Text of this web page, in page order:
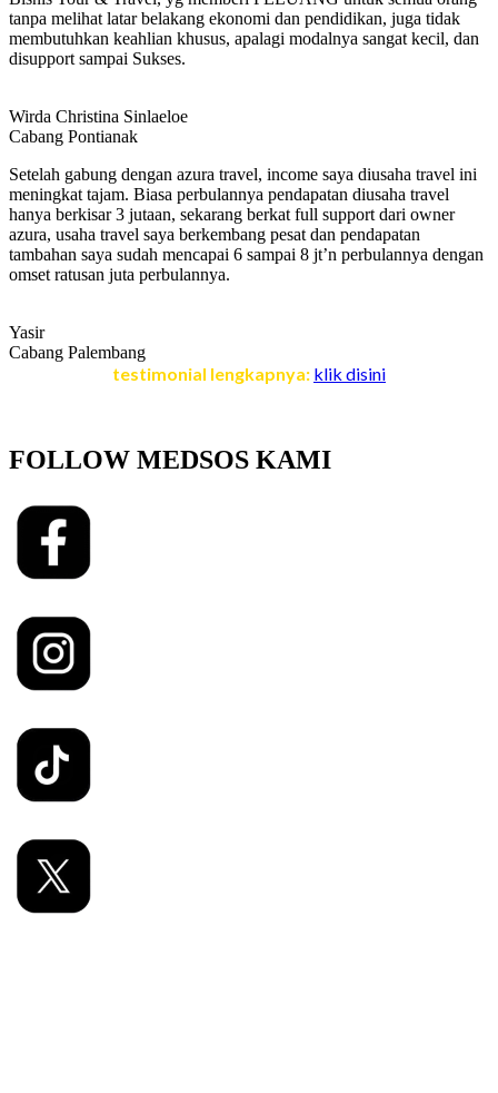
tanpa melihat latar belakang ekonomi dan pendidikan, juga tidak
membutuhkan keahlian khusus, apalagi modalnya sangat kecil, dan
disupport sampai Sukses.
Wirda Christina Sinlaeloe
Cabang Pontianak
Setelah gabung dengan azura travel, income saya diusaha travel ini
meningkat tajam. Biasa perbulannya pendapatan diusaha travel
hanya berkisar 3 jutaan, sekarang berkat full support dari owner
azura, usaha travel saya berkembang pesat dan pendapatan
tambahan saya sudah mencapai 6 sampai 8 jt’n perbulannya dengan
omset ratusan juta perbulannya.
Yasir
Cabang Palembang
testimonial lengkapnya: klik disini
FOLLOW MEDSOS KAMI